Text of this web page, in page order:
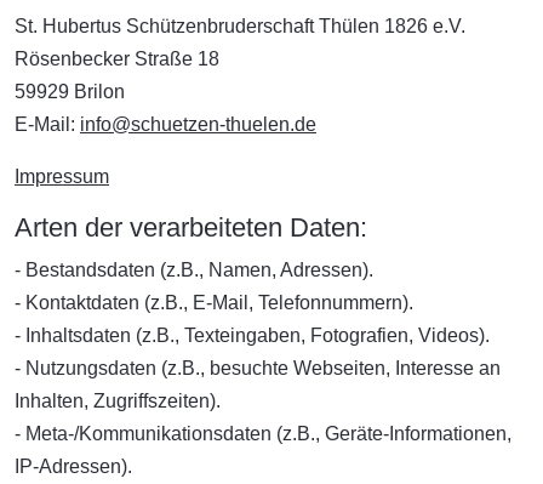
St. Hubertus Schützenbruderschaft Thülen 1826 e.V.
Rösenbecker Straße 18
59929 Brilon
E-Mail: info@schuetzen-thuelen.de
Impressum
Arten der verarbeiteten Daten:
- Bestandsdaten (z.B., Namen, Adressen).
- Kontaktdaten (z.B., E-Mail, Telefonnummern).
- Inhaltsdaten (z.B., Texteingaben, Fotografien, Videos).
- Nutzungsdaten (z.B., besuchte Webseiten, Interesse an
Inhalten, Zugriffszeiten).
- Meta-/Kommunikationsdaten (z.B., Geräte-Informationen,
IP-Adressen).